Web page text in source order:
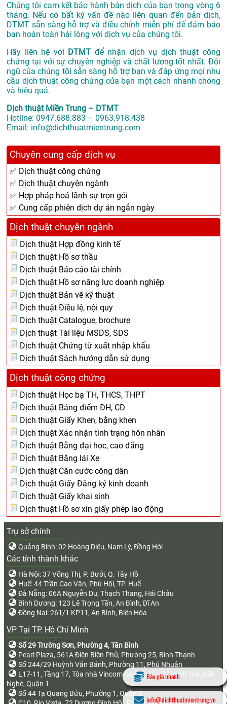
Chúng tôi cam kết bảo hành bản dịch của bạn trong vòng 6
tháng. Nếu có bất kỳ vấn đề nào liên quan đến bản dịch,
DTMT sẵn sàng hỗ trợ và điều chỉnh miễn phí để đảm bảo
bạn hoàn toàn hài lòng với dịch vụ của chúng tôi.
Hãy liên hệ với DTMT để nhận dịch vụ dịch thuật công
chứng tại với sự chuyên nghiệp và chất lượng tốt nhất. Đội
ngũ của chúng tôi sẵn sàng hỗ trợ bạn và đáp ứng mọi nhu
cầu dịch thuật công chứng của bạn một cách nhanh chóng
và hiệu quả.
Dịch thuật Miền Trung – DTMT
Hotline: 0947.688.883 – 0963.918.438
Email: info@dichthuatmientrung.com
Chuyên cung cấp dịch vụ
✅ Dịch thuật công chứng
✅ Dịch thuật chuyên ngành
✅ Hợp pháp hoá lãnh sự trọn gói
✅ Cung cấp phiên dịch dự án ngắn ngày
Dịch thuật chuyên ngành
Dịch thuật Hợp đồng kinh tế
Dịch thuật Hồ sơ thầu
Dịch thuật Báo cáo tài chính
Dịch thuật Hồ sơ năng lực doanh nghiệp
Dịch thuật Bản vẽ kỹ thuật
Dịch thuật Điều lệ, nội quy
Dịch thuật Catalogue, brochure
Dịch thuật Tài liệu MSDS, SDS
Dịch thuật Chứng từ xuất nhập khẩu
Dịch thuật Sách hướng dẫn sử dụng
Dịch thuật công chứng
Dịch thuật Học bạ TH, THCS, THPT
Dịch thuật Bảng điểm ĐH, CĐ
Dịch thuật Giấy Khen, bằng khen
Dịch thuật Xác nhận tình trạng hôn nhân
Dịch thuật Bằng đại học, cao đẳng
Dịch thuật Bằng lái Xe
Dịch thuật Căn cước công dân
Dịch thuật Giấy Đăng ký kinh doanh
Dịch thuật Giấy khai sinh
Dịch thuật Hồ sơ xin giấy phép lao động
Trụ sở chính
Quảng Bình: 02 Hoàng Diệu, Nam Lý, Đồng Hới
Các tỉnh thành khác
Hà Nội: 37 Võng Thị, P. Bưởi, Q. Tây Hồ
Huế: 44 Trần Cao Vân, Phú Hội, TP. Huế
Đà Nẵng: 06A Nguyễn Du, Thạch Thang, Hải Châu
Bình Dương: 123 Lê Trọng Tấn, An Bình, Dĩ An
Đồng Nai: 261/1 KP11, An Bình, Biên Hòa
VP Tại TP. Hồ Chí Minh
Số 29 Trường Sơn, Phường 4, Tân Bình
Pearl Plaza, 561A Điện Biên Phủ, Phường 25, Bình Thạnh
Số 244/29 Huỳnh Văn Bánh, Phường 11, Phú Nhuận
L17-11, Tầng 17, Tòa nhà Vincom Center, 72 Lê Thánh Tôn, Bến
Nghé, Quận 1
Số 44 Tạ Quang Bửu, Phường 1, Quận 8
Báo giá nhanh
info@dichthuatmientrung.vn